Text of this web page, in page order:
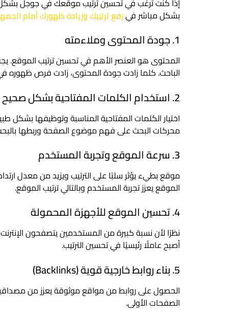
بشكل مباشر فيرفع ترتيبك وزيادة ظهورك أمام
1. جودة المحتوى وملاءمته
المحتوى هو العنصر الأهم في تحسين ترتيب الموقع.
الباحث. كلما زادت جودة المحتوى، زادت فرص ظهوره في
2. استخدام الكلمات المفتاحية بشكل صحيح
اختيار الكلمات المفتاحية المناسبة وتوظيفها بشكل
محركات البحث على فهم موضوع الصفحة وربطها
3. سرعة الموقع وتجربة المستخدم
موقع بطيء يؤثر سلبًا على الترتيب ويزيد من معدل
الموقع يعزز تجربة المستخدم وبالتالي ترتيب الموقع.
4. تحسين الموقع للأجهزة المحمولة
نظرًا لأن نسبة كبيرة من المستخدمين يتصفحون
أصبح عاملًا رئيسيًا في تحسين الترتيب.
5. بناء روابط خارجية قوية (Backlinks)
الحصول على روابط من مواقع موثوقة يعزز من
الصفحات الأولى.